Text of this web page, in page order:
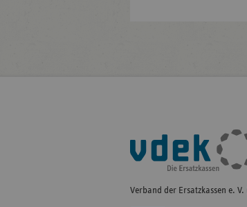
Fußleisten-
Navigation
Verband der Ersatzkassen e. V.